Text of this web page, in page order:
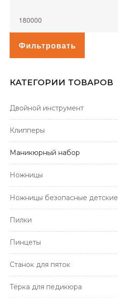
Фильтровать
КАТЕГОРИИ ТОВАРОВ
Двойной инструмент
Клипперы
Маникюрный набор
Ножницы
Ножницы безопасные детские
Пилки
Пинцеты
Станок для пяток
Тёрка для педикюра